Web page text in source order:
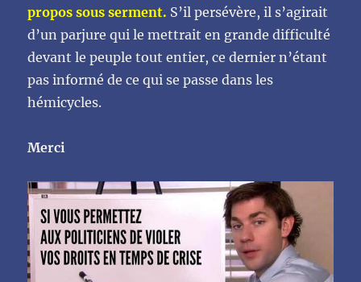
propos sous serment. S’il persévère, il s’agirait
d’un parjure qui le mettrait en grande difficulté
devant le peuple tout entier, ce dernier n’étant
pas informé de ce qui se passe dans les
hémicycles.
Merci